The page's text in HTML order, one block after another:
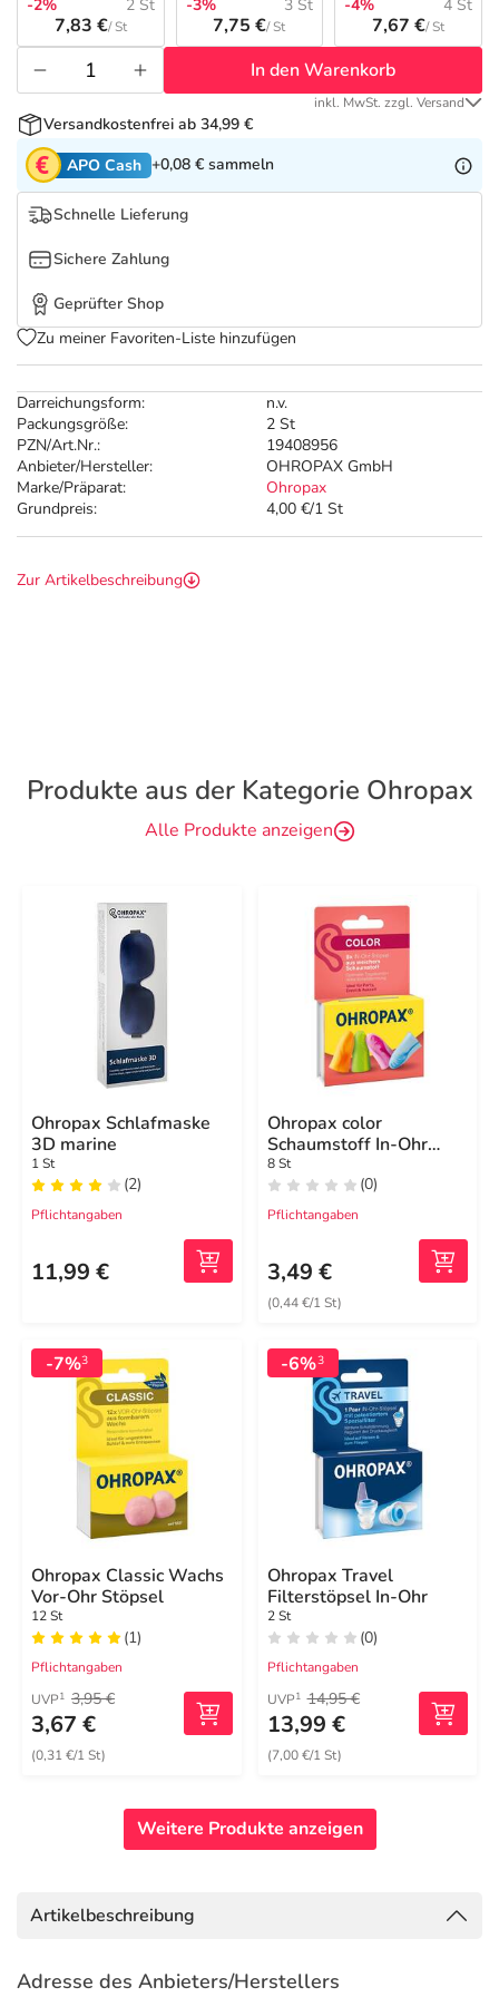
Tierapotheke
Vitamine & Mineralstoffe
Marken
Salus Deals
Darreichungsform:
n.v.
Packungsgröße:
2 St
PZN/Art.Nr.:
19408956
Anbieter/Hersteller:
OHROPAX GmbH
Marke/Präparat:
Ohropax
Grundpreis:
4,00 €/1 St
-2%
2 St
7,83 €/ St
-3% 3 St
7,75 €/ St
-4% 4 St
7,67 €/ St
In den Warenkorb
inkl. MwSt. zzgl. Versand
Versandkostenfrei ab 34,99 €
APO Cash +0,08 € sammeln
Schnelle Lieferung
Sichere Zahlung
Geprüfter Shop
Zu meiner Favoriten-Liste hinzufügen
Zur Artikelbeschreibung
Produkte aus der Kategorie Ohropax
Alle Produkte anzeigen
Ohropax Schlafmaske
3D marine
1 St
(2)
Pflichtangaben
11,99 €
Ohropax color
Schaumstoff In-Ohr
Stöpsel
8 St
(0)
Pflichtangaben
3,49 €
(0,44 €/1 St)
-7%3
Ohropax Classic Wachs
Vor-Ohr Stöpsel
12 St
(1)
Pflichtangaben
UVP1 3,95 €
3,67 €
(0,31 €/1 St)
-6%3
Ohropax Travel
Filterstöpsel In-Ohr
2 St
(0)
Pflichtangaben
UVP1 14,95 €
13,99 €
(7,00 €/1 St)
Weitere Produkte anzeigen
Artikelbeschreibung
Adresse des Anbieters/Herstellers